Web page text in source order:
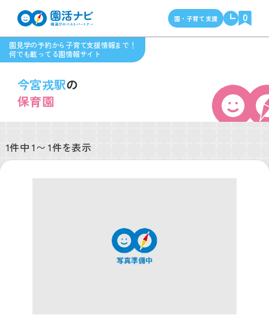
園見学の予約から子育て支援情報まで！
何でも載ってる園情報サイト
園・子育て支援 0
今宮戎駅の
保育園
1件中 1〜 1件を表示